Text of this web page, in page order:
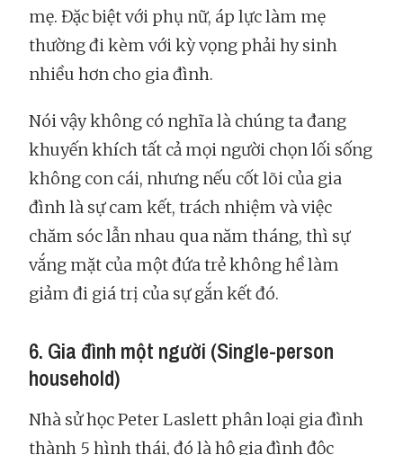
mẹ. Đặc biệt với phụ nữ, áp lực làm mẹ
thường đi kèm với kỳ vọng phải hy sinh
nhiều hơn cho gia đình.
Nói vậy không có nghĩa là chúng ta đang
khuyến khích tất cả mọi người chọn lối sống
không con cái, nhưng nếu cốt lõi của gia
đình là sự cam kết, trách nhiệm và việc
chăm sóc lẫn nhau qua năm tháng, thì sự
vắng mặt của một đứa trẻ không hề làm
giảm đi giá trị của sự gắn kết đó.
6. Gia đình một người (Single-person
household)
Nhà sử học Peter Laslett phân loại gia đình
thành 5 hình thái, đó là hộ gia đình độc